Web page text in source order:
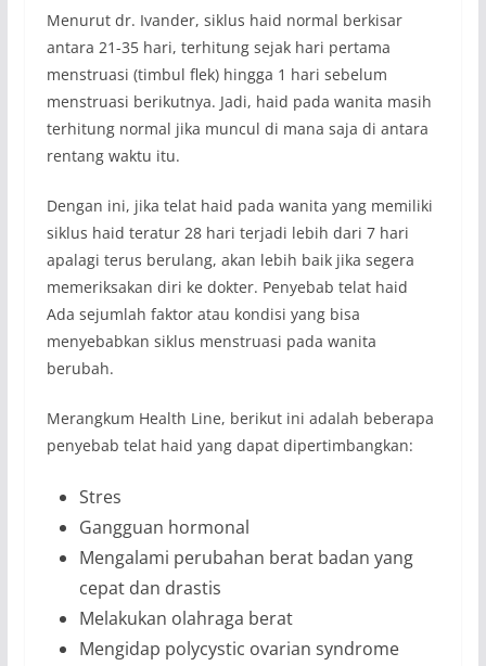
Menurut dr. Ivander, siklus haid normal berkisar
antara 21-35 hari, terhitung sejak hari pertama
menstruasi (timbul flek) hingga 1 hari sebelum
menstruasi berikutnya. Jadi, haid pada wanita masih
terhitung normal jika muncul di mana saja di antara
rentang waktu itu.
Dengan ini, jika telat haid pada wanita yang memiliki
siklus haid teratur 28 hari terjadi lebih dari 7 hari
apalagi terus berulang, akan lebih baik jika segera
memeriksakan diri ke dokter. Penyebab telat haid
Ada sejumlah faktor atau kondisi yang bisa
menyebabkan siklus menstruasi pada wanita
berubah.
Merangkum Health Line, berikut ini adalah beberapa
penyebab telat haid yang dapat dipertimbangkan:
Stres
Gangguan hormonal
Mengalami perubahan berat badan yang
cepat dan drastis
Melakukan olahraga berat
Mengidap polycystic ovarian syndrome